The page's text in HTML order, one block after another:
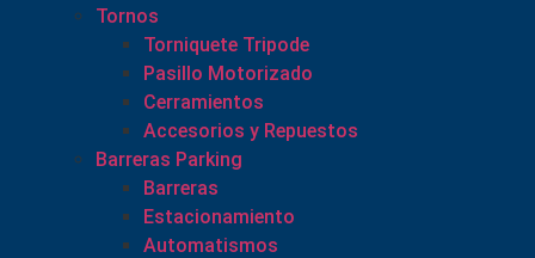
Tornos
Torniquete Tripode
Pasillo Motorizado
Cerramientos
Accesorios y Repuestos
Barreras Parking
Barreras
Estacionamiento
Automatismos